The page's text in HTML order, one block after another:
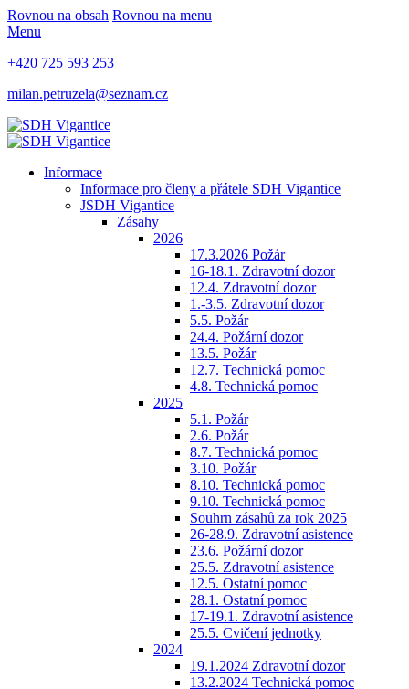
Rovnou na obsah Rovnou na menu
Menu
+420 725 593 253
milan.petruzela@seznam.cz
Informace
Informace pro členy a přátele SDH Vigantice
JSDH Vigantice
Zásahy
2026
17.3.2026 Požár
16-18.1. Zdravotní dozor
12.4. Zdravotní dozor
1.-3.5. Zdravotní dozor
5.5. Požár
24.4. Požární dozor
13.5. Požár
12.7. Technická pomoc
4.8. Technická pomoc
2025
5.1. Požár
2.6. Požár
8.7. Technická pomoc
3.10. Požár
8.10. Technická pomoc
9.10. Technická pomoc
Souhrn zásahů za rok 2025
26-28.9. Zdravotní asistence
23.6. Požární dozor
25.5. Zdravotní asistence
12.5. Ostatní pomoc
28.1. Ostatní pomoc
17-19.1. Zdravotní asistence
25.5. Cvičení jednotky
2024
19.1.2024 Zdravotní dozor
13.2.2024 Technická pomoc